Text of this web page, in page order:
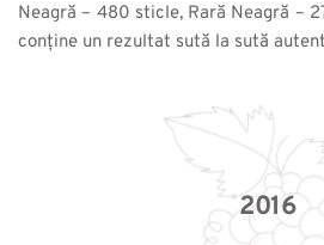
Neagră – 480 sticle, Rară Neagră –
conține un rezultat sută la sută
2016